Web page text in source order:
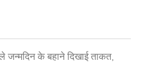
जन्मदिन के बहाने दिखाई ताकत,